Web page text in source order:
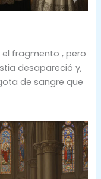
fragmento , pero
desapareció y,
de sangre que